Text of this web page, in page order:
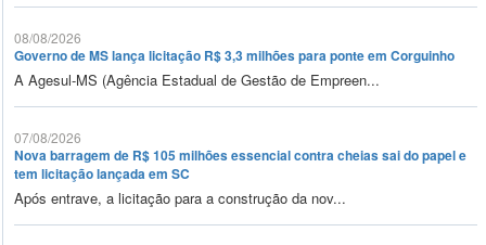
08/08/2026
Governo de MS lança licitação R$ 3,3 milhões para ponte em Corguinho
A Agesul-MS (Agência Estadual de Gestão de Empreen...
07/08/2026
Nova barragem de R$ 105 milhões essencial contra cheias sai do papel e
tem licitação lançada em SC
Após entrave, a licitação para a construção da nov...